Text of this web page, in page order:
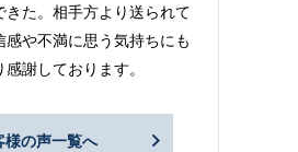
きた。相手方より送られて
感や不満に思う気持ちにも
謝しております。
様の声一覧へ